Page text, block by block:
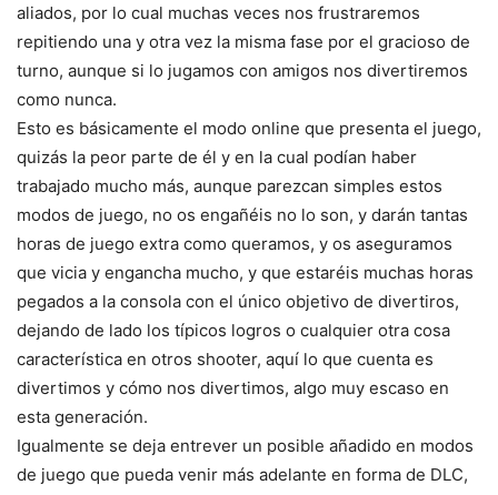
aliados, por lo cual muchas veces nos frustraremos
repitiendo una y otra vez la misma fase por el gracioso de
turno, aunque si lo jugamos con amigos nos divertiremos
como nunca.
Esto es básicamente el modo online que presenta el juego,
quizás la peor parte de él y en la cual podían haber
trabajado mucho más, aunque parezcan simples estos
modos de juego, no os engañéis no lo son, y darán tantas
horas de juego extra como queramos, y os aseguramos
que vicia y engancha mucho, y que estaréis muchas horas
pegados a la consola con el único objetivo de divertiros,
dejando de lado los típicos logros o cualquier otra cosa
característica en otros shooter, aquí lo que cuenta es
divertimos y cómo nos divertimos, algo muy escaso en
esta generación.
Igualmente se deja entrever un posible añadido en modos
de juego que pueda venir más adelante en forma de DLC,